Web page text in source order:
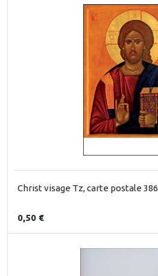
Christ visage Tz, carte postale 386
0,50 €